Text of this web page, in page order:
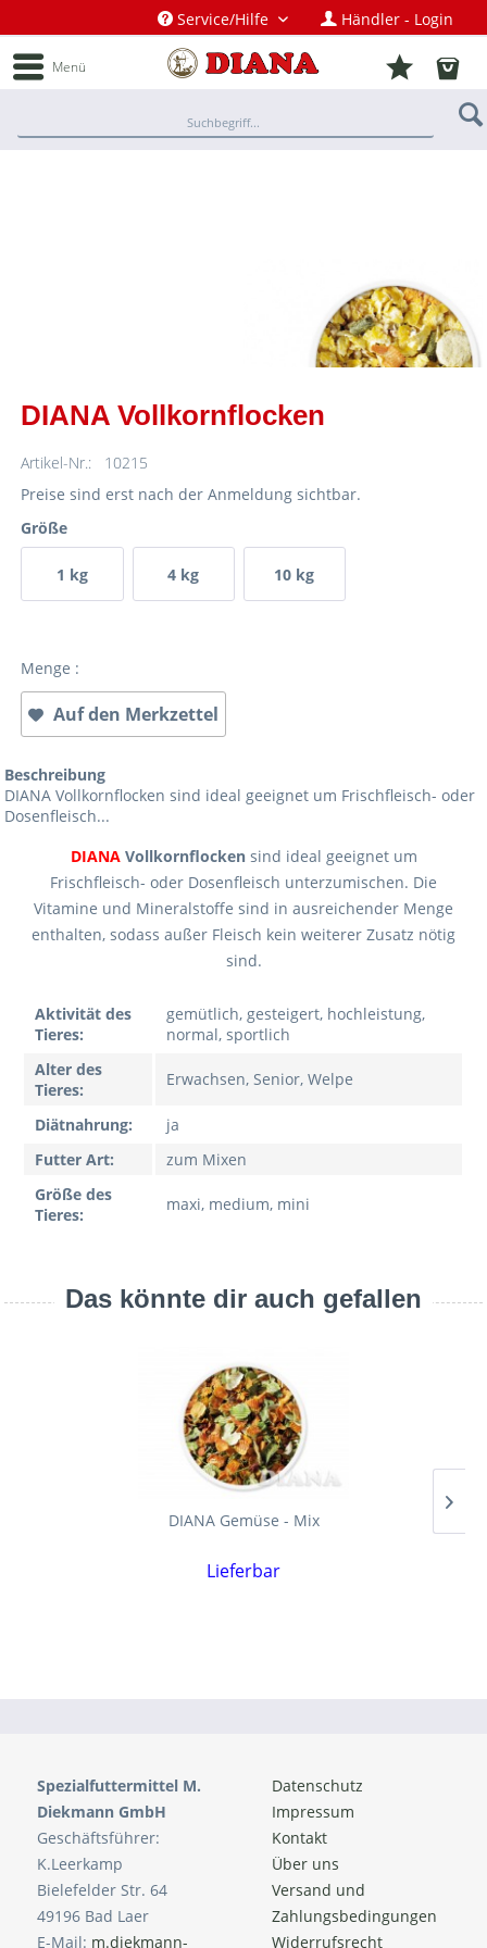
Service/Hilfe Händler - Login
Menü
DIANA Vollkornflocken
Artikel-Nr.:
10215
Preise sind erst nach der Anmeldung sichtbar.
Größe
1 kg 4 kg 10 kg
Menge :
Auf den Merkzettel
Beschreibung
DIANA Vollkornflocken sind ideal geeignet um Frischfleisch- oder
Dosenfleisch...
DIANAVollkornflockensind ideal geeignet um
Frischfleisch- oder Dosenfleisch unterzumischen. Die
Vitamine und Mineralstoffe sind in ausreichender Menge
enthalten, sodass außer Fleisch kein weiterer Zusatz nötig
sind.
Aktivität des
Tieres:
gemütlich, gesteigert, hochleistung,
normal, sportlich
Alter des
Tieres:
Erwachsen, Senior, Welpe
Diätnahrung:
ja
Futter Art:
zum Mixen
Größe des
Tieres:
maxi, medium, mini
Das könnte dir auch gefallen
DIANA Gemüse - Mix
Lieferbar
Datenschutz
Impressum
Kontakt
Über uns
Versand und
Zahlungsbedingungen
Widerrufsrecht
Spezialfuttermittel M.
Diekmann GmbH
Geschäftsführer:
K.Leerkamp
Bielefelder Str. 64
49196 Bad Laer
E-Mail: m.diekmann-